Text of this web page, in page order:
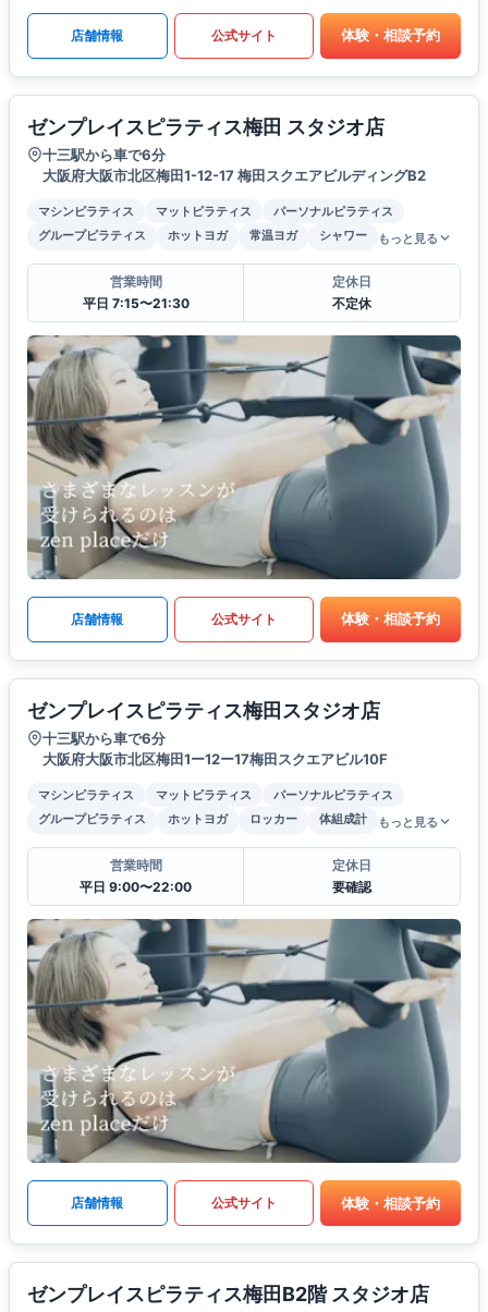
店舗情報 公式サイト 体験・相談予約
ゼンプレイスピラティス梅田 スタジオ店
十三駅から車で6分
大阪府大阪市北区梅田1-12-17 梅田スクエアビルディングB2
マシンピラティス マットピラティス
パーソナルピラティス
グループピラティス
ホットヨガ 常温ヨガ シャワー もっと見る
営業時間
平日 7:15〜21:30
定休日
不定休
店舗情報 公式サイト 体験・相談予約
ゼンプレイスピラティス梅田スタジオ店
十三駅から車で6分
大阪府大阪市北区梅田1ー12ー17梅田スクエアビル10F
マシンピラティス マットピラティス
パーソナルピラティス
グループピラティス
ホットヨガ ロッカー 体組成計 もっと見る
営業時間
平日 9:00〜22:00
定休日
要確認
店舗情報 公式サイト 体験・相談予約
ゼンプレイスピラティス梅田B2階 スタジオ店